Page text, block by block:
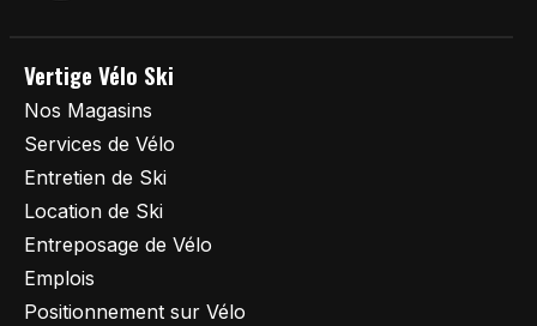
Vertige Vélo Ski
Nos Magasins
Services de Vélo
Entretien de Ski
Location de Ski
Entreposage de Vélo
Emplois
Positionnement sur Vélo